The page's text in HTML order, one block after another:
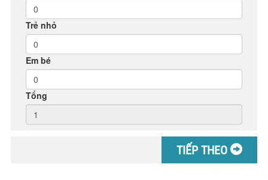
Trẻ nhỏ
Em bé
Tổng
TIẾP THEO